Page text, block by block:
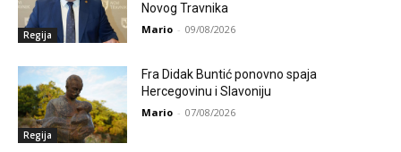
Regija
Novog Travnika
Mario - 09/08/2026
Regija
Fra Didak Buntić ponovno spaja
Hercegovinu i Slavoniju
Mario - 07/08/2026